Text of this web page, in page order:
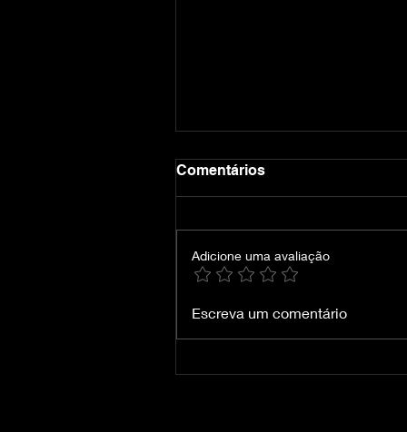
Comentários
Adicione uma avaliação
Escreva um comentário